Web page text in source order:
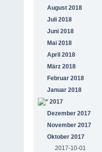
August 2018
Juli 2018
Juni 2018
Mai 2018
April 2018
März 2018
Februar 2018
Januar 2018
2017
Dezember 2017
November 2017
Oktober 2017
2017-10-01